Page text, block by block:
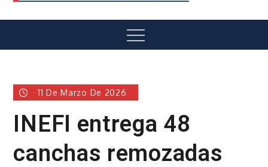
Menu
11 De Marzo De 2026
INEFI entrega 48
canchas remozadas